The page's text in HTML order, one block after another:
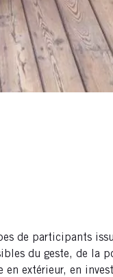
de participants
du geste, de la
extérieur, en